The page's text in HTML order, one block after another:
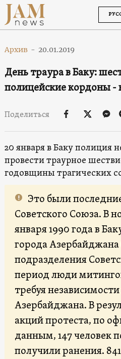
Архив - 20.01.2019
День траура в Баку:
полицейские кордоны -
Поделиться
20 января в Баку полиция
провести траурное
годовщины трагических
Это были
Советского Союза. В
января 1990 года в
города
подразделения
период люди
требуя
Азербайджана. В
акций протеста, по
данным, 147 человек
получили ранения.